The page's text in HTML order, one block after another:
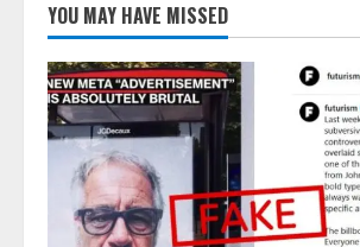
YOU MAY HAVE MISSED